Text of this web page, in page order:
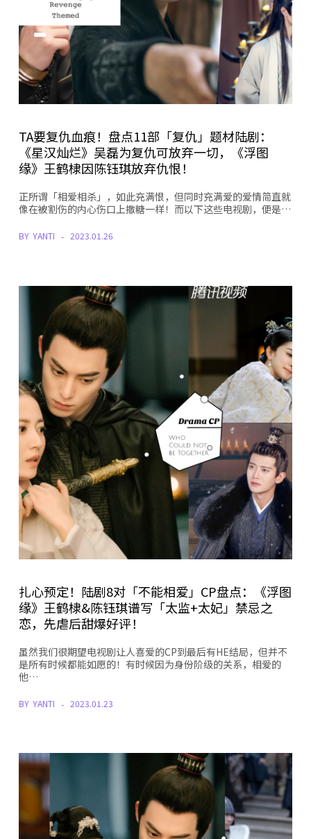
TA要复仇血痕！盘点11部「复仇」题材陆剧：
《星汉灿烂》吴磊为复仇可放弃一切，《浮图
缘》王鹤棣因陈钰琪放弃仇恨！
正所谓「相爱相杀」，如此充满恨，但同时充满爱的爱情简直就
像在被割伤的内心伤口上撒糖一样！而以下这些电视剧，便是…
BY YANTI 2023.01.26
扎心预定！陆剧8对「不能相爱」CP盘点：《浮图
缘》王鹤棣&陈钰琪谱写「太监+太妃」禁忌之
恋，先虐后甜爆好评！
虽然我们很期望电视剧让人喜爱的CP到最后有HE结局，但并不
是所有时候都能如愿的！有时候因为身份阶级的关系，相爱的
他…
BY YANTI 2023.01.23